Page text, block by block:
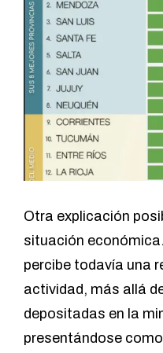
Otra explicación
situación
percibe todavía una
actividad, más allá
depositadas en la
presentándose